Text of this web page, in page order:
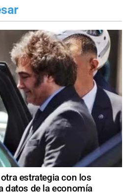
estrategia con los
datos de la economía